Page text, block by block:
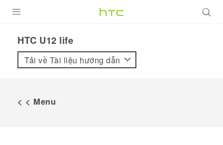
VIVE
HTC U12 life‎
Tải về Tài liệu hướng dẫn
< < Menu